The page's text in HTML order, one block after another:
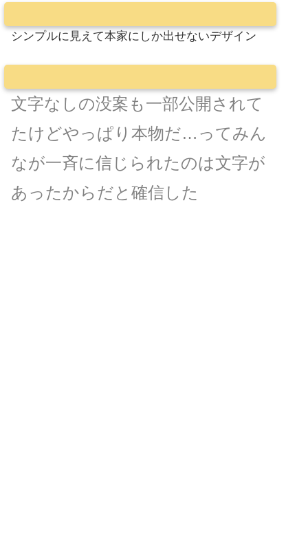
シンプルに見えて本家にしか出せないデザイン
文字なしの没案も一部公開されて
たけどやっぱり本物だ…ってみん
なが一斉に信じられたのは文字が
あったからだと確信した